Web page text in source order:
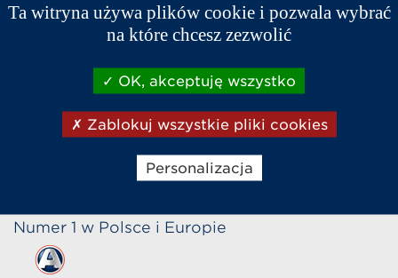
Numer 1 w Polsce i Europie
Ta witryna używa plików cookie i pozwala wybrać
na które chcesz zezwolić
OK, akceptuję wszystko
Zablokuj wszystkie pliki cookies
Personalizacja